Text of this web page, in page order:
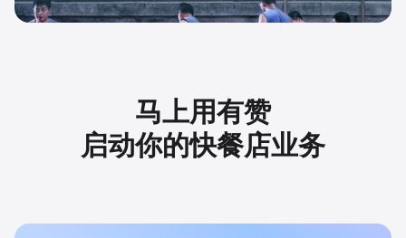
马上用有赞
启动你的快餐店业务